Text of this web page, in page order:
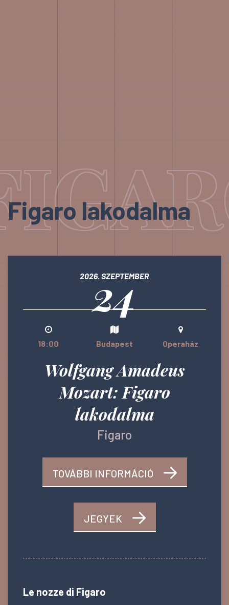
Figaro lakodalma
2026. SZEPTEMBER
24
18:00 Budapest Operaház
Wolfgang Amadeus
Mozart: Figaro
lakodalma
Figaro
TOVÁBBI INFORMÁCIÓ
JEGYEK
Le nozze di Figaro